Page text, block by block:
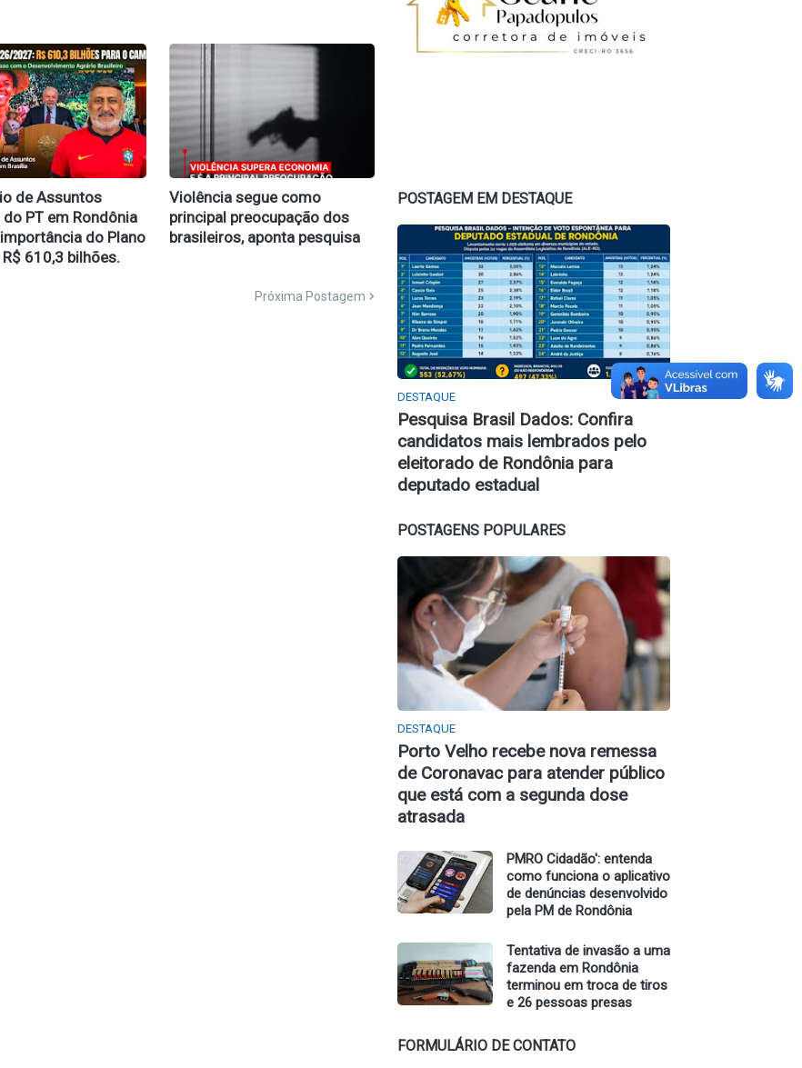
de Assuntos
PT em Rondônia
do Plano
610,3 bilhões.
Violência segue como
principal preocupação dos
brasileiros, aponta pesquisa
Próxima Postagem
POSTAGEM EM DESTAQUE
DESTAQUE
Pesquisa Brasil Dados: Confira
candidatos mais lembrados pelo
eleitorado de Rondônia para
deputado estadual
POSTAGENS POPULARES
DESTAQUE
Porto Velho recebe nova remessa
de Coronavac para atender público
que está com a segunda dose
atrasada
PMRO Cidadão': entenda
como funciona o aplicativo
de denúncias desenvolvido
pela PM de Rondônia
Tentativa de invasão a uma
fazenda em Rondônia
terminou em troca de tiros
e 26 pessoas presas
FORMULÁRIO DE CONTATO